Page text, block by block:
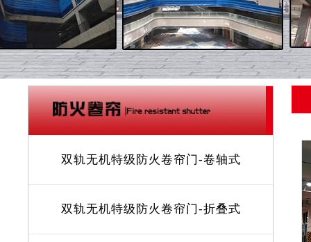
双轨无机特级防火卷帘门-卷轴式
双轨无机特级防火卷帘门-折叠式